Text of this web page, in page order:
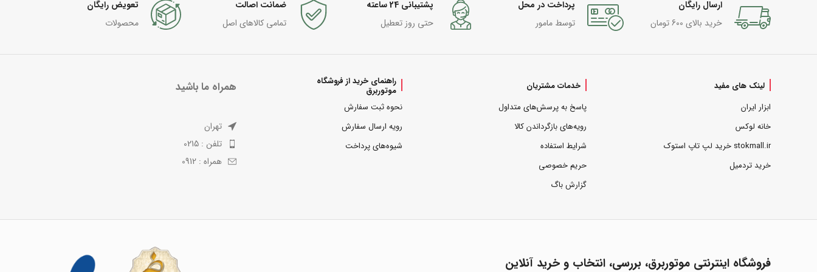
ارسال رایگان
خرید بالای 600 تومان
پرداخت در محل
توسط مامور
پشتیبانی 24 ساعته
حتی روز تعطیل
ضمانت اصالت
تمامی کالاهای اصل
تعویض رایگان
محصولات
لینک های مفید
ابزار ایران
خانه لوکس
stokmall.ir خرید لپ تاپ استوک
خرید تردمیل
خدمات مشتریان
پاسخ به پرسش‌های متداول
رویه‌های بازگرداندن کالا
شرایط استفاده
حریم خصوصی
گزارش باگ
راهنمای خرید از فروشگاه
موتوربرق
نحوه ثبت سفارش
رویه ارسال سفارش
شیوه‌های پرداخت
همراه ما باشید
تهران
تلفن : 0215
همراه : 0912
فروشگاه اینترنتی موتوربرق، بررسی، انتخاب و خرید آنلاین